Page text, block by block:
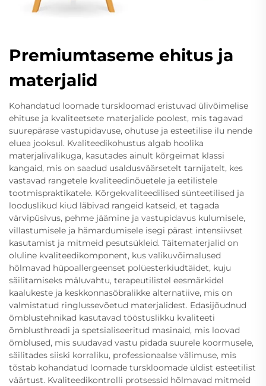
Premiumtaseme ehitus ja
materjalid
Kohandatud loomade turskloomad eristuvad ülivõimelise
ehituse ja kvaliteetsete materjalide poolest, mis tagavad
suurepärase vastupidavuse, ohutuse ja esteetilise ilu nende
eluea jooksul. Kvaliteedikohustus algab hoolika
materjalivalikuga, kasutades ainult kõrgeimat klassi
kangaid, mis on saadud usaldusväärsetelt tarnijatelt, kes
vastavad rangetele kvaliteedinõuetele ja eetilistele
tootmispraktikatele. Kõrgekvaliteedilised sünteetilised ja
looduslikud kiud läbivad rangeid katseid, et tagada
värvipüsivus, pehme jäämine ja vastupidavus kulumisele,
villastumisele ja hämardumisele isegi pärast intensiivset
kasutamist ja mitmeid pesutsükleid. Täitematerjalid on
oluline kvaliteedikomponent, kus valikuvõimalused
hõlmavad hüpoallergeenset polüesterkiudtäidet, kuju
säilitamiseks mäluvahtu, terapeutilistel eesmärkidel
kaalukeste ja keskkonnasõbralikke alternatiive, mis on
valmistatud ringlussevõetud materjalidest. Edasijõudnud
õmblustehnikad kasutavad tööstuslikku kvaliteeti
õmblusthreadi ja spetsialiseeritud masinaid, mis loovad
õmblused, mis suudavad vastu pidada suurele koormusele,
säilitades siiski korraliku, professionaalse välimuse, mis
tõstab kohandatud loomade turskloomade üldist esteetilist
väärtust. Kvaliteedikontrolli protsessid hõlmavad mitmeid